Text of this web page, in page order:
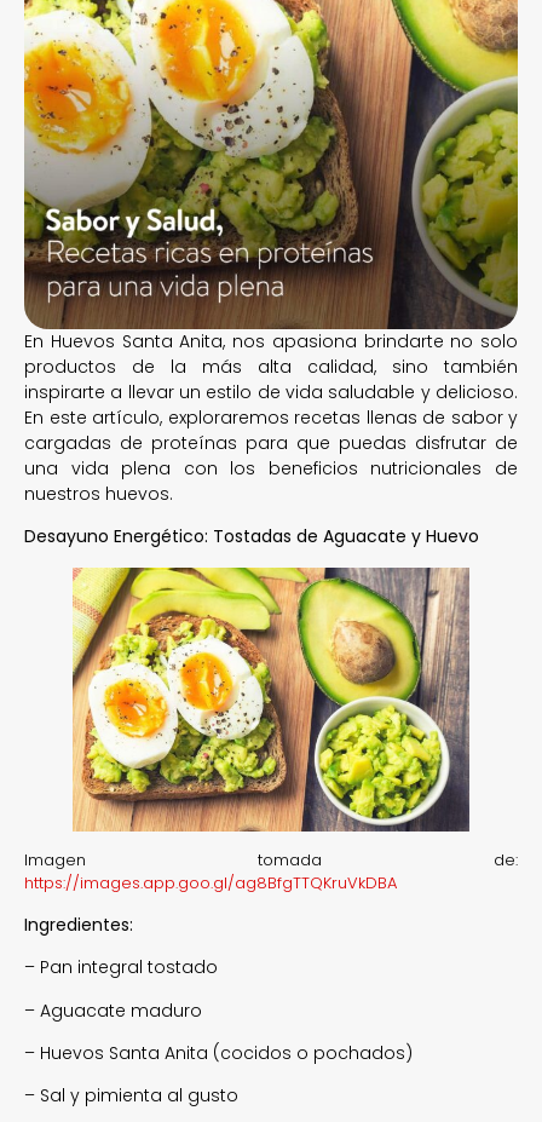
En Huevos Santa Anita, nos apasiona brindarte no solo
productos de la más alta calidad, sino también
inspirarte a llevar un estilo de vida saludable y delicioso.
En este artículo, exploraremos recetas llenas de sabor y
cargadas de proteínas para que puedas disfrutar de
una vida plena con los beneficios nutricionales de
nuestros huevos.
Desayuno Energético: Tostadas de Aguacate y Huevo
Imagen tomada de:
https://images.app.goo.gl/ag8BfgTTQKruVkDBA
Ingredientes:
– Pan integral tostado
– Aguacate maduro
– Huevos Santa Anita (cocidos o pochados)
– Sal y pimienta al gusto